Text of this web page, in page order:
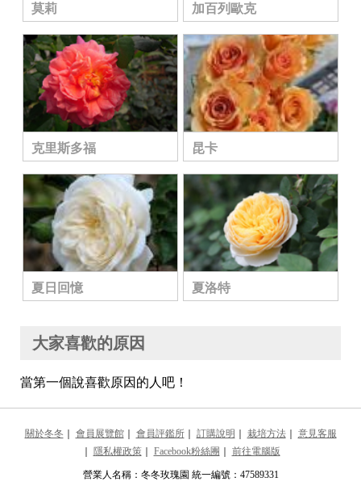
莫莉 加百列歐克
克里斯多福 昆卡
夏日回憶 夏洛特
大家喜歡的原因
當第一個說喜歡原因的人吧！
關於冬冬 ｜ 會員展覽館｜ 會員評鑑所｜ 訂購說明 ｜ 栽培方法｜ 意見客服
｜ 隱私權政策｜ Facebook粉絲團 ｜ 前往電腦版
營業人名稱：冬冬玫瑰園 統一編號：47589331